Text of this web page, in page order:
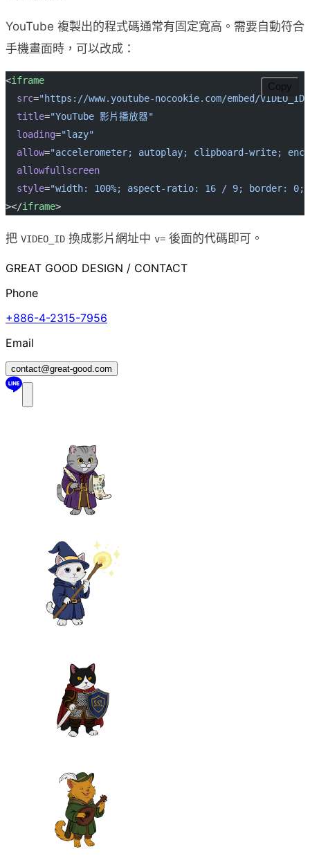
YouTube 複製出的程式碼通常有固定寬高。需要自動符合
手機畫面時，可以改成：
<iframe
  src
="https://www.youtube-nocookie.com/embed/VIDEO_ID"
  title
="YouTube 影片播放器"
  loading
="lazy"
  allow
="accelerometer; autoplay; clipboard-write;
  allowfullscreen
  style
="width: 100%; aspect-ratio: 16 / 9; border: 0;"
></iframe>
Copy
把 VIDEO_ID 換成影片網址中 v= 後面的代碼即可。
GREAT GOOD DESIGN / CONTACT
Phone
+886-4-2315-7956
Email
contact@great-good.com